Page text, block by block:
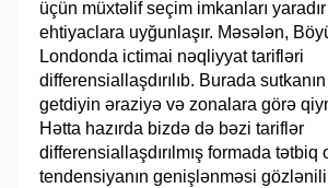
üçün müxtəlif seçim imkanları
ehtiyaclara uyğunlaşır. Məsələn,
Londonda ictimai nəqliyyat tarifləri
differensiallaşdırılıb. Burada
getdiyin əraziyə və zonalara görə
Hətta hazırda bizdə də bəzi tariflər
differensiallaşdırılmış formada tətbiq
tendensiyanın genişlənməsi